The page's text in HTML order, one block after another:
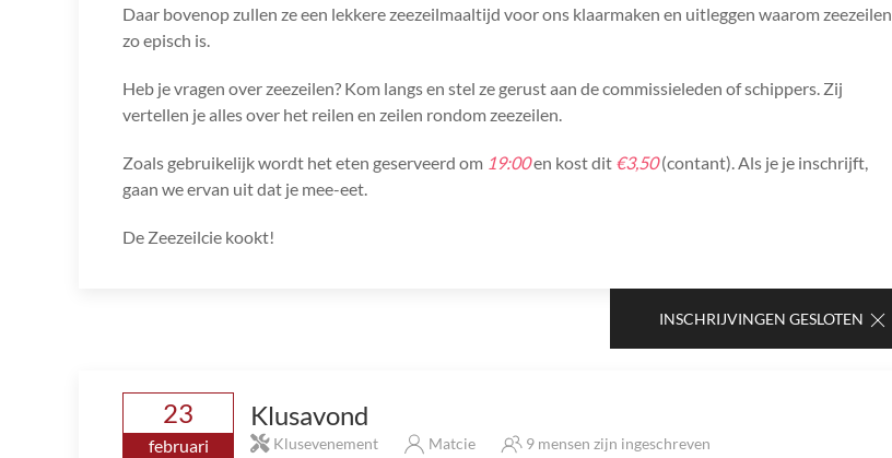
Daar bovenop zullen ze een lekkere zeezeilmaaltijd voor ons klaarmaken en uitleggen waarom zeezeilen
zo episch is.
Heb je vragen over zeezeilen? Kom langs en stel ze gerust aan de commissieleden of schippers. Zij
vertellen je alles over het reilen en zeilen rondom zeezeilen.
Zoals gebruikelijk wordt het eten geserveerd om 19:00en kost dit €3,50(contant). Als je je inschrijft,
gaan we ervan uit dat je mee-eet.
De Zeezeilcie kookt!
INSCHRIJVINGEN GESLOTEN
23
februari
Klusavond
Klusevenement Matcie 9 mensen zijn ingeschreven